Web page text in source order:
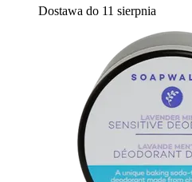
Dostawa do 11 sierpnia